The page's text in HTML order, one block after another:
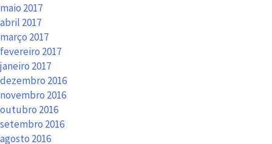
maio 2017
abril 2017
março 2017
fevereiro 2017
janeiro 2017
dezembro 2016
novembro 2016
outubro 2016
setembro 2016
agosto 2016